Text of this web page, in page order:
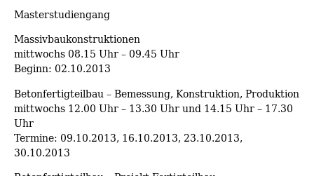
Masterstudiengang
Massivbaukonstruktionen
mittwochs 08.15 Uhr – 09.45 Uhr
Beginn: 02.10.2013
Betonfertigteilbau – Bemessung, Konstruktion, Produktion
mittwochs 12.00 Uhr – 13.30 Uhr und 14.15 Uhr – 17.30
Uhr
Termine: 09.10.2013, 16.10.2013, 23.10.2013,
30.10.2013